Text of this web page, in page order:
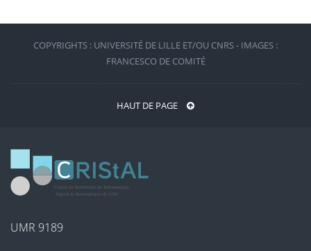
COPYRIGHTS : UNIVERSITÉ DE LILLE ET/OU CNRS - IMAGES :
FRANCESCO DE COMITÉ
HAUT DE PAGE
UMR 9189